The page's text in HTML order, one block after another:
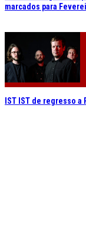
marcados para
IST IST de regresso